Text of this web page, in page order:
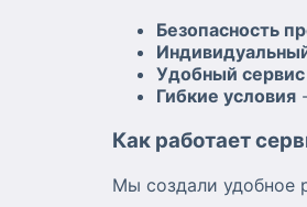
Безопасность
Удобный
Гибкие условия
Как работает
Мы создали удобное